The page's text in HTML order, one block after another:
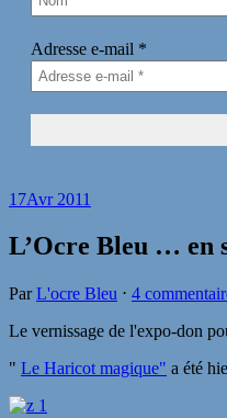
Adresse e-mail *
17Avr 2011
L’Ocre Bleu … en
ParL'ocre Bleu ⋅ 4
Le vernissage de l'expo-don
" Le Haricot magique" a été